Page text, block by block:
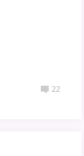
22